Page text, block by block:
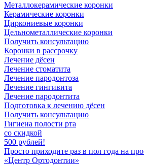
Металлокерамические коронки
Керамические коронки
Циркониевые коронки
Цельнометаллические коронки
Получить консультацию
Коронки в рассрочку
Лечение дёсен
Лечение стоматита
Лечение пародонтоза
Лечение гингивита
Лечение пародонтита
Подготовка к лечению дёсен
Получить консультацию
Гигиена полости рта
со скидкой
500 рублей!
Просто приходите раз в пол года на
«Центр Ортодонтии»